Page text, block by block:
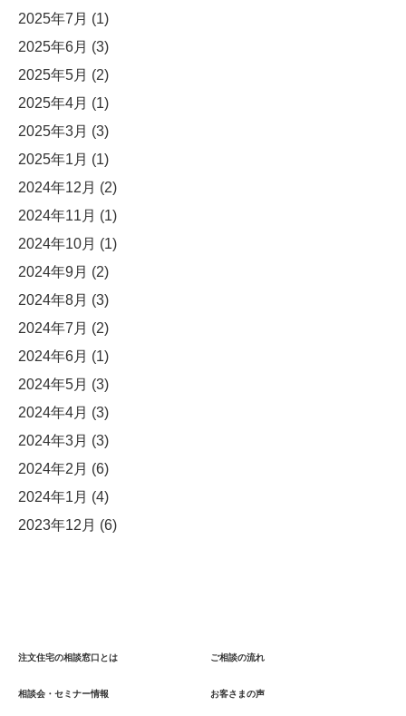
2025年7月 (1)
2025年6月 (3)
2025年5月 (2)
2025年4月 (1)
2025年3月 (3)
2025年1月 (1)
2024年12月 (2)
2024年11月 (1)
2024年10月 (1)
2024年9月 (2)
2024年8月 (3)
2024年7月 (2)
2024年6月 (1)
2024年5月 (3)
2024年4月 (3)
2024年3月 (3)
2024年2月 (6)
2024年1月 (4)
2023年12月 (6)
注文住宅の相談窓口とは ご相談の流れ
相談会・セミナー情報 お客さまの声